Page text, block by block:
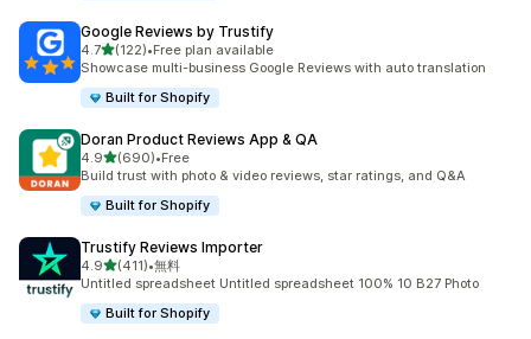
Google Reviews by Trustify
4.75つ星中
(122)
合計レビュー数：122件
•Free plan available
Showcase multi-business Google Reviews with auto translation
Built for Shopify
Doran Product Reviews App & QA
4.95つ星中
(690)
合計レビュー数：690件
•Free
Build trust with photo & video reviews, star ratings, and Q&A
Built for Shopify
Trustify Reviews Importer
4.95つ星中
(411)
合計レビュー数：411件
•無料
Untitled spreadsheet Untitled spreadsheet 100% 10 B27 Photo
Built for Shopify